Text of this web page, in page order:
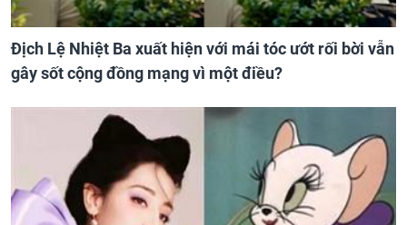
Địch Lệ Nhiệt Ba xuất hiện với mái tóc ướt rối bời vẫn
gây sốt cộng đồng mạng vì một điều?